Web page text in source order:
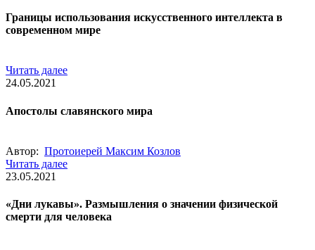
Границы использования искусственного интеллекта в
современном мире
Читать далее
24.05.2021
Апостолы славянского мира
Автор: Протоиерей Максим Козлов
Читать далее
23.05.2021
«Дни лукавы». Размышления о значении физической
смерти для человека